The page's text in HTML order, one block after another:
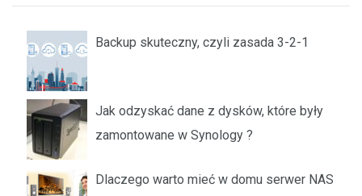
Backup skuteczny, czyli zasada 3-2-1
Jak odzyskać dane z dysków, które były
zamontowane w Synology ?
Dlaczego warto mieć w domu serwer NAS